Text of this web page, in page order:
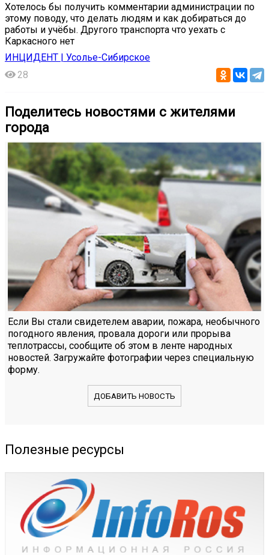
Хотелось бы получить комментарии администрации по
этому поводу, что делать людям и как добираться до
работы и учёбы. Другого транспорта что уехать с
Каркасного нет
ИНЦИДЕНТ | Усолье-Сибирское
28
Поделитесь новостями с жителями
города
Если Вы стали свидетелем аварии, пожара, необычного
погодного явления, провала дороги или прорыва
теплотрассы, сообщите об этом в ленте народных
новостей. Загружайте фотографии через специальную
форму.
ДОБАВИТЬ НОВОСТЬ
Полезные ресурсы